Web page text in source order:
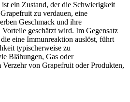
ein Zustand, der die Schwierigkeit
zu verdauen, eine
Geschmack und ihre
geschätzt wird. Im Gegensatz
eine Immunreaktion auslöst, führt
typischerweise zu
Blähungen, Gas oder
Verzehr von Grapefruit oder Produkten,